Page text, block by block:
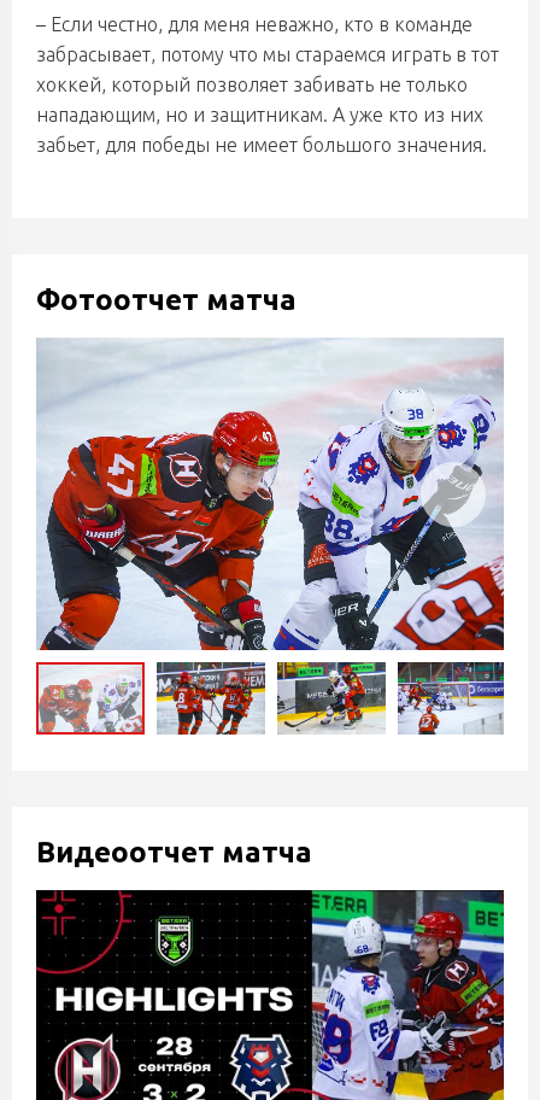
– Если честно, для меня неважно, кто в команде
забрасывает, потому что мы стараемся играть в тот
хоккей, который позволяет забивать не только
нападающим, но и защитникам. А уже кто из них
забьет, для победы не имеет большого значения.
Фотоотчет матча
Видеоотчет матча